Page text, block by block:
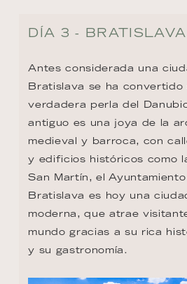
DÍA 3 - BRATISLAVA
Antes considerada una
Bratislava se ha convertido
verdadera perla del
antiguo es una joya de la
medieval y barroca, con
y edificios históricos como
San Martín, el
Bratislava es hoy una
moderna, que atrae
mundo gracias a su rica
y su gastronomía.